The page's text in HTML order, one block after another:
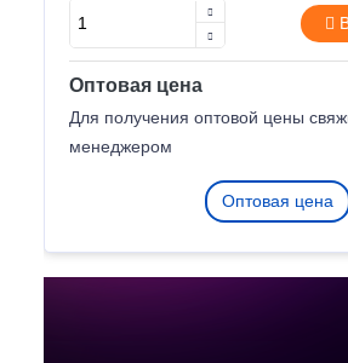
Оптовая цена
Для получения оптовой цены
менеджером
Оптовая цена